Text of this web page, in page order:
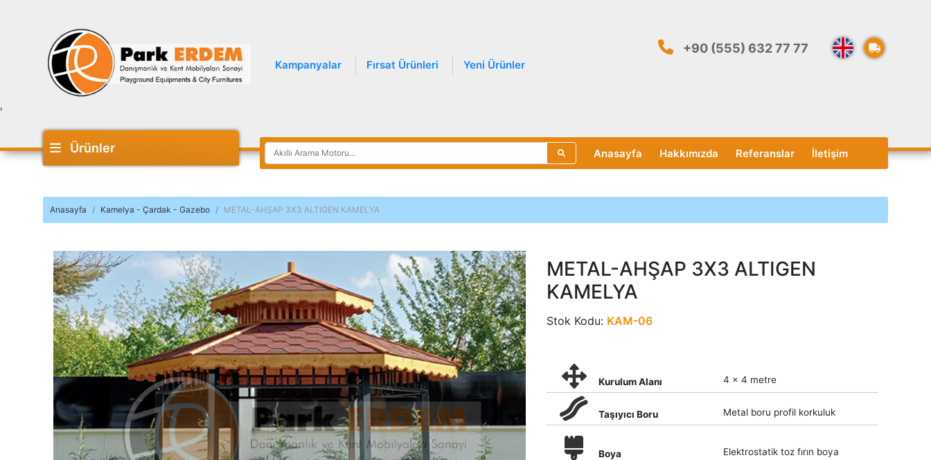
Kampanyalar Fırsat Ürünleri Yeni Ürünler
+90 (555) 632 77 77
'
Ürünler Anasayfa Hakkımızda Referanslar İletişim
Anasayfa Kamelya - Çardak - Gazebo METAL-AHŞAP 3X3 ALTIGEN KAMELYA
METAL-AHŞAP 3X3 ALTIGEN
KAMELYA
Stok Kodu: KAM-06
Kurulum Alanı 4 x 4 metre
Taşıyıcı Boru Metal boru profil korkuluk
Boya Elektrostatik toz fırın boya